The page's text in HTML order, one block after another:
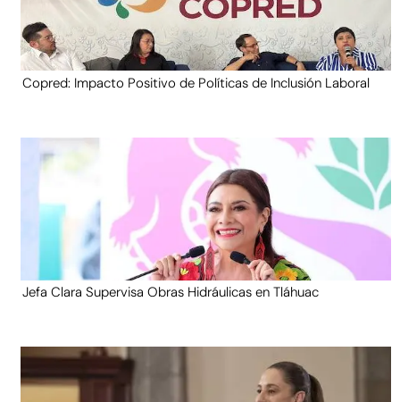
Copred: Impacto Positivo de Políticas de Inclusión Laboral
Jefa Clara Supervisa Obras Hidráulicas en Tláhuac